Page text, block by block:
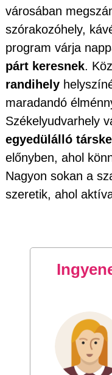
városában
szórakozóhely,
program várja
párt keresnek.
randihely
maradandó
Székelyudvarhely
egyedülálló
előnyben, ahol
Nagyon sokan a
szeretik, ahol